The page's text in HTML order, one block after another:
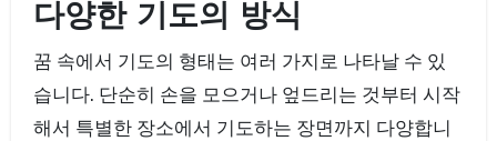
다양한 기도의 방식
꿈 속에서 기도의 형태는 여러 가지로 나타날 수 있
습니다. 단순히 손을 모으거나 엎드리는 것부터 시작
해서 특별한 장소에서 기도하는 장면까지 다양합니